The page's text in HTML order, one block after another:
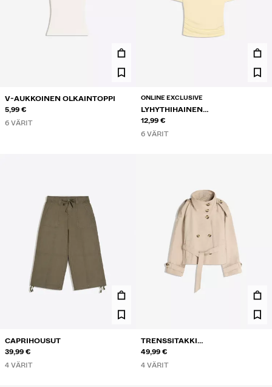
V-AUKKOINEN OLKAINTOPPI
5,99 €
6 VÄRIT
ONLINE EXCLUSIVE
LYHYTHIHAINEN
EPÄSYMMETRINEN T-PAITA
12,99 €
6 VÄRIT
CAPRIHOUSUT
39,99 €
4 VÄRIT
TRENSSITAKKI
PYSTYKAULUKSELLA
49,99 €
4 VÄRIT